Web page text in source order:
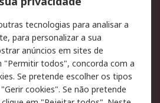
Política de cookies
tecnologias para analisar a
para personalizar a sua
anúncios em sites de
"Permitir todos", concorda com a
Se pretende escolher os tipos
cookies". Se não pretende